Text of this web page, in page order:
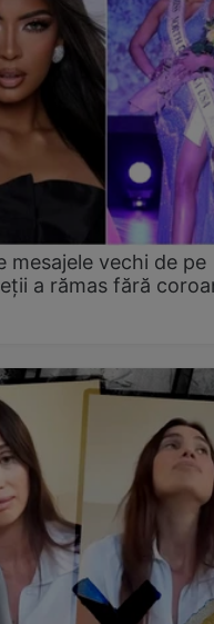
mesajele vechi de pe
a rămas fără